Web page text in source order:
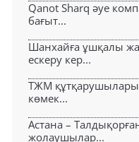
Qanot Sharq әуе
бағыт...
Шанхайға ұшқалы
ескеру кер...
ТЖМ құтқарушылары
көмек...
Астана –
жолаушылар...